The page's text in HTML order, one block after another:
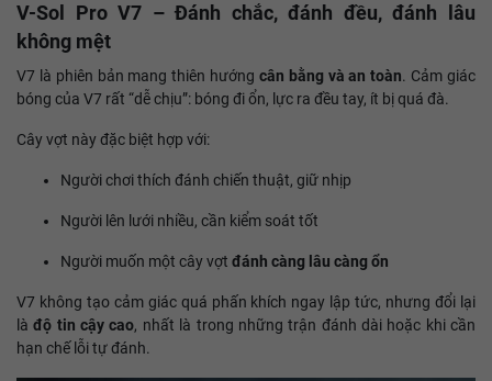
V-Sol Pro V7 – Đánh chắc, đánh đều, đánh lâu
không mệt
V7 là phiên bản mang thiên hướng cân bằng và an toàn. Cảm giác
bóng của V7 rất “dễ chịu”: bóng đi ổn, lực ra đều tay, ít bị quá đà.
Cây vợt này đặc biệt hợp với:
Người chơi thích đánh chiến thuật, giữ nhịp
Người lên lưới nhiều, cần kiểm soát tốt
Người muốn một cây vợt đánh càng lâu càng ổn
V7 không tạo cảm giác quá phấn khích ngay lập tức, nhưng đổi lại
làđộ tin cậy cao, nhất là trong những trận đánh dài hoặc khi cần
hạn chế lỗi tự đánh.